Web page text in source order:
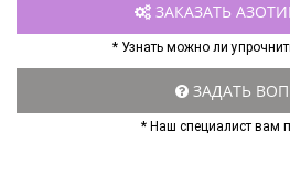
ЗАКАЗАТЬ
* Узнать можно ли
ЗАДАТЬ
* Наш специалист вам